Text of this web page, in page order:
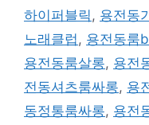
하이퍼블릭 , 용전동
노래클럽 , 용전동룸
용전동룸살롱, 용전
전동셔츠룸싸롱, 용
동정통룸싸롱, 용전